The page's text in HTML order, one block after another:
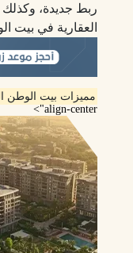
ربط جديدة، وكذلك
العقارية في بيت
مميزات بيت الوطن
align-center">